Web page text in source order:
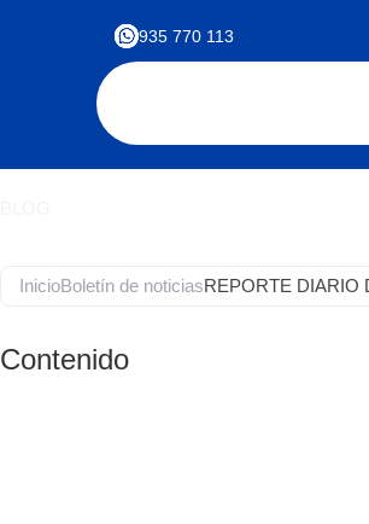
935 770 113
InicioBoletín de noticiasREPORTE DIARIO
Contenido